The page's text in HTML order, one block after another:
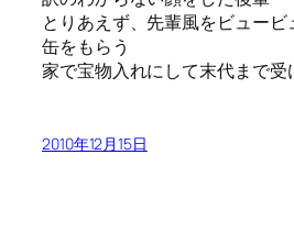
とりあえず、先輩風をビュービ
缶をもらう
家で宝物入れにして末代まで
2010年12月15日